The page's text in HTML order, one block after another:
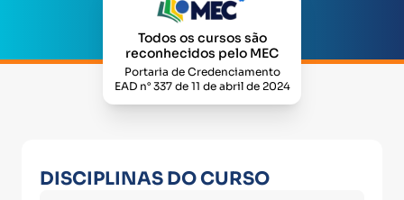
Todos os cursos são
reconhecidos pelo MEC
Portaria de Credenciamento
EAD n° 337 de 11 de abril de 2024
DISCIPLINAS DO CURSO